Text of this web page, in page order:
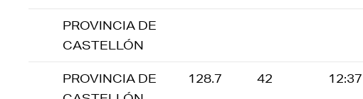
PROVINCIA DE
CASTELLÓN
PROVINCIA DE
128.7 42 12:37